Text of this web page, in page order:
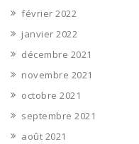
février 2022
janvier 2022
décembre 2021
novembre 2021
octobre 2021
septembre 2021
août 2021